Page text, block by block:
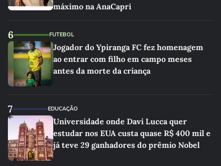
máximo na AnaCapri
6 FUTEBOL
Jogador do Ypiranga FC fez homenagem
ao entrar com filho em campo meses
antes da morte da criança
7 EDUCAÇÃO
Universidade onde Davi Lucca quer
estudar nos EUA custa quase R$ 400 mil e
já teve 29 ganhadores do prêmio Nobel